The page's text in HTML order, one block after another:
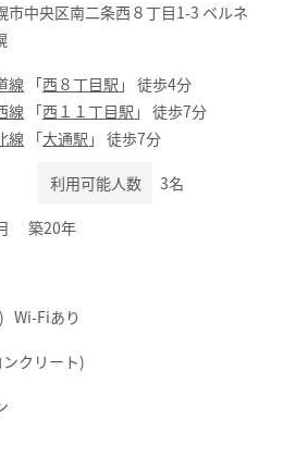
市中央区南二条西８丁目1-3 ベルネ
線 「西８丁目駅 」 徒歩4分
線 「西１１丁目駅 」 徒歩7分
線 「大通駅 」 徒歩7分
利用可能人数 3名
築20年
Wi-Fiあり
クリート)